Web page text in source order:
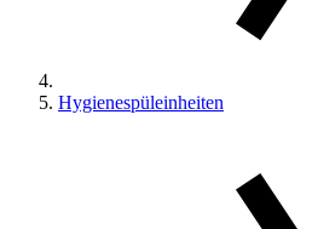
Hygienespüleinheiten